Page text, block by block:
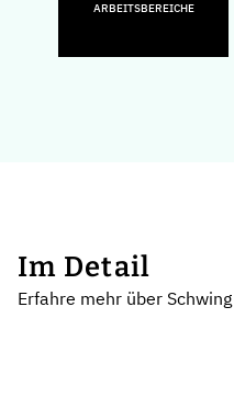
ARBEITSBEREICHE
Im Detail
Erfahre mehr über